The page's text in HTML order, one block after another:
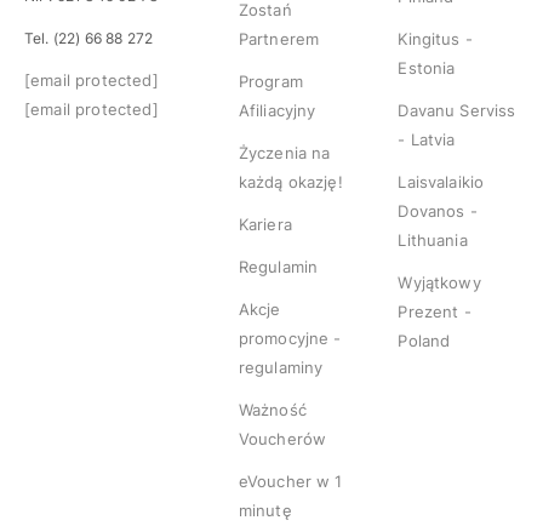
Tel. (22) 66 88 272
[email protected]
[email protected]
Zostań
Partnerem
Program
Afiliacyjny
Życzenia na
każdą okazję!
Kariera
Regulamin
Akcje
promocyjne -
regulaminy
Ważność
Voucherów
eVoucher w 1
minutę
Kingitus -
Estonia
Davanu Serviss
- Latvia
Laisvalaikio
Dovanos -
Lithuania
Wyjątkowy
Prezent -
Poland